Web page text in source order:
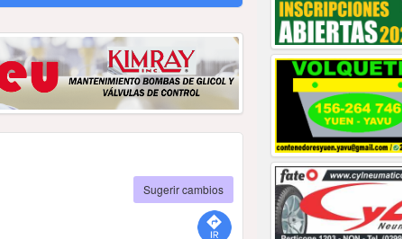
Sugerir cambios